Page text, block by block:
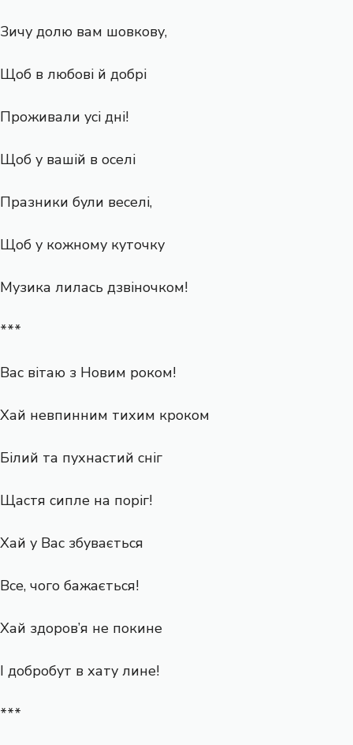
Зичу долю вам шовкову,
Щоб в любові й добрі
Проживали усі дні!
Щоб у вашій в оселі
Празники були веселі,
Щоб у кожному куточку
Музика лилась дзвіночком!
***
Вас вітаю з Новим роком!
Хай невпинним тихим кроком
Білий та пухнастий сніг
Щастя сипле на поріг!
Хай у Вас збувається
Все, чого бажається!
Хай здоров’я не покине
І добробут в хату лине!
***